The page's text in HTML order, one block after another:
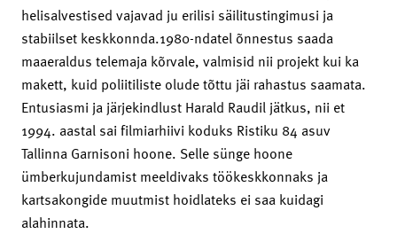
helisalvestised vajavad ju erilisi säilitustingimusi ja
stabiilset keskkonnda.1980-ndatel õnnestus saada
maaeraldus telemaja kõrvale, valmisid nii projekt kui ka
makett, kuid poliitiliste olude tõttu jäi rahastus saamata.
Entusiasmi ja järjekindlust Harald Raudil jätkus, nii et
1994. aastal sai filmiarhiivi koduks Ristiku 84 asuv
Tallinna Garnisoni hoone. Selle sünge hoone
ümberkujundamist meeldivaks töökeskkonnaks ja
kartsakongide muutmist hoidlateks ei saa kuidagi
alahinnata.